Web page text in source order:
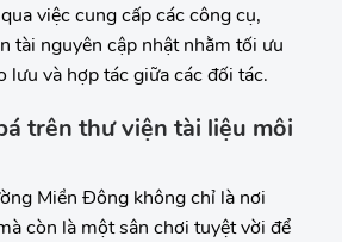
việc cung cấp các công cụ,
tài nguyên cập nhật nhằm tối ưu
lưu và hợp tác giữa các đối tác.
trên thư viện tài liệu môi
Miền Đông không chỉ là nơi
còn là một sân chơi tuyệt vời để